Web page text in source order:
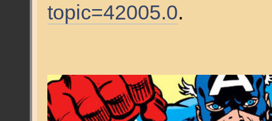
topic=42005.0.